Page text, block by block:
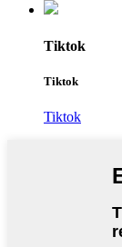
Tiktok
Tiktok
Tiktok